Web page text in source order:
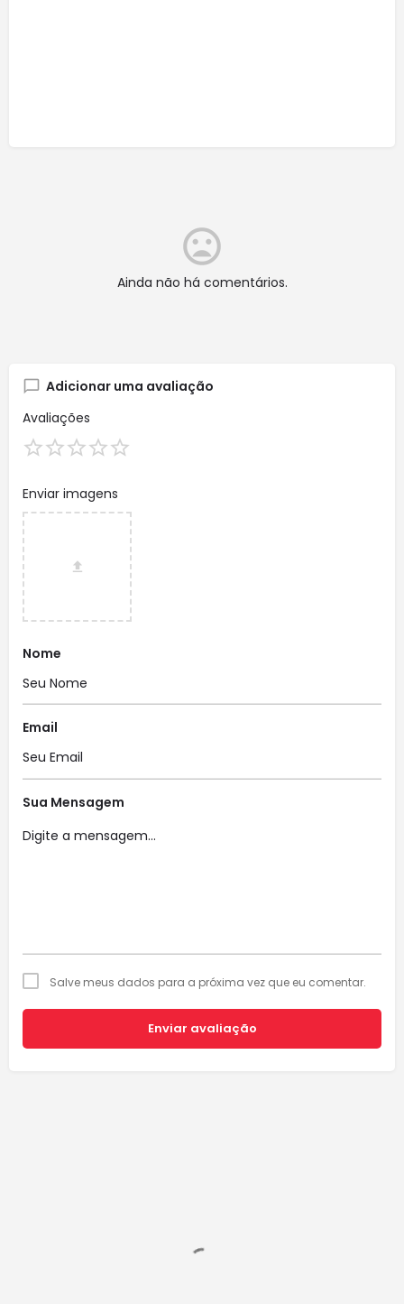
Ainda não há comentários.
Adicionar uma avaliação
Avaliações
Enviar imagens
Nome
Email
Sua Mensagem
Salve meus dados para a próxima vez que eu comentar.
Enviar avaliação